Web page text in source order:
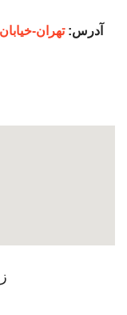
آدرس:تهران-